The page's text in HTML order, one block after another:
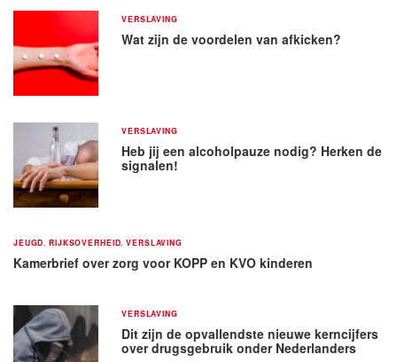
VERSLAVING
Wat zijn de voordelen van afkicken?
VERSLAVING
Heb jij een alcoholpauze nodig? Herken de
signalen!
JEUGD ,RIJKSOVERHEID ,VERSLAVING
Kamerbrief over zorg voor KOPP en KVO kinderen
VERSLAVING
Dit zijn de opvallendste nieuwe kerncijfers
over drugsgebruik onder Nederlanders